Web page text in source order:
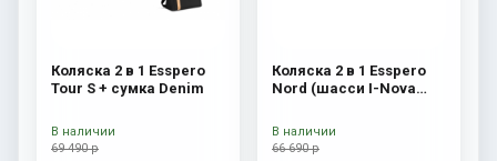
Коляска 2 в 1 Esspero
Tour S + сумка Denim
69 490 р
В наличии
Коляска 2 в 1 Esspero
Nord (шасси I-Nova
66 690 р
В наличии